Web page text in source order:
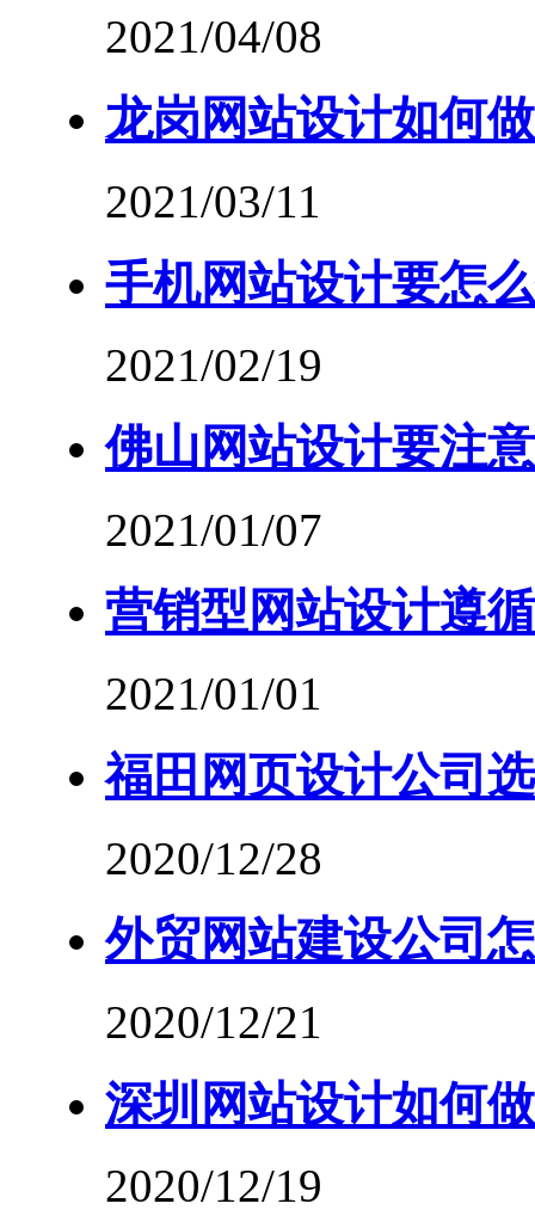
2021/04/08
龙岗网站设计如何
2021/03/11
手机网站设计要怎
2021/02/19
佛山网站设计要注
2021/01/07
营销型网站设计遵
2021/01/01
福田网页设计公司
2020/12/28
外贸网站建设公司
2020/12/21
深圳网站设计如何
2020/12/19